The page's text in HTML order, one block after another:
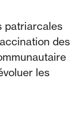
patriarcales
des
les